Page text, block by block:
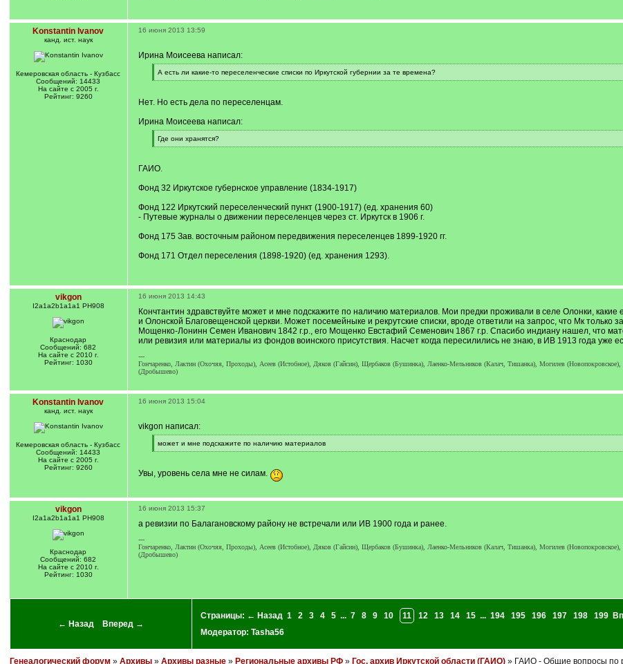
Konstantin Ivanov
канд. ист. наук
Кемеровская область - Кузбасс
Сообщений: 14433
На сайте с 2005 г.
Рейтинг: 9260
16 июня 2013 13:59
Ирина Моисеева написал:
[
q
А есть ли какие-то переселенческие списки по Иркутской губернии за те времена?
[
]
Нет. Но есть дела по переселенцам.
Ирина Моисеева написал:
[
q
Где они хранятся?
[
]
ГАИО.
Фонд 32 Иркутское губернское управление (1834-1917)
Фонд 122 Иркутский переселенческий пункт (1900-1917) (ед. хранения 60)
- Путевые журналы о движении переселенцев через ст. Иркутск в 1906 г.
Фонд 175 Зав. восточным районом передвижения переселенцев 1899-1920 гг.
Фонд 171 Отдел переселения (1898-1920) (ед. хранения 1293).
vikgon
I2a1a2b1a1a1 PH908
Краснодар
Сообщений: 682
На сайте с 2010 г.
Рейтинг: 1030
16 июня 2013 14:43
Кончтантин здравствуйте может и мне подскажите по наличию материалов. Мои предки проживали в селе Олонки, какие
и Олонской Благовещенской церкви. Может посемейныке и рекрутские списки, вроде ответили на запрос, что Мк
Мощенко-Лонинн Семен Иванович 1842 г.р., его Мощенко Евстафий Семенович 1867 г.р. Спасибо индиану нашел, что
или ревизия или материалы из фондов воинского присутствия. Насчет когда пересилились не знаю, в ИВ 1913 года уже
---
Гончаренко, Лактин (Охочяя, Проходы), Асеев (Истобное), Дяков (Гайсин), Щербаков (Бушинка), Лаенко-Мельников (Калач, Тишанка), Могилев
(Дробышево)
Konstantin Ivanov
канд. ист. наук
Кемеровская область - Кузбасс
Сообщений: 14433
На сайте с 2005 г.
Рейтинг: 9260
16 июня 2013 15:04
vikgon написал:
[
q
может и мне подскажите по наличию материалов
[
]
Увы, уровень села мне не силам.
vikgon
I2a1a2b1a1a1 PH908
Краснодар
Сообщений: 682
На сайте с 2010 г.
Рейтинг: 1030
16 июня 2013 15:37
а ревизии по Балагановскому району не встречали или ИВ 1900 года и ранее.
---
Гончаренко, Лактин (Охочяя, Проходы), Асеев (Истобное), Дяков (Гайсин), Щербаков (Бушинка), Лаенко-Мельников (Калач, Тишанка), Могилев
(Дробышево)
← Назад Вперед →
Страницы: ← Назад 1 2 3 4 5 ... 7 8 9 10 11 12 13 14 15 ... 194 195 196 197 198 199
Модератор: Tasha56
Генеалогический форум » Архивы» Архивы разные» Региональные архивы РФ» Гос. архив Иркутской области (ГАИО)» ГАИО - Общие вопросы по